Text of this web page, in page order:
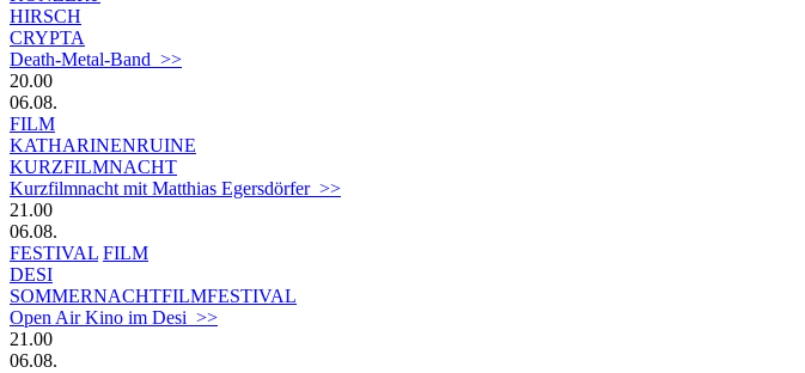
HIRSCH
CRYPTA
Death-Metal-Band >>
20.00
06.08.
FILM
KATHARINENRUINE
KURZFILMNACHT
Kurzfilmnacht mit Matthias Egersdörfer >>
21.00
06.08.
FESTIVAL FILM
DESI
SOMMERNACHTFILMFESTIVAL
Open Air Kino im Desi >>
21.00
06.08.